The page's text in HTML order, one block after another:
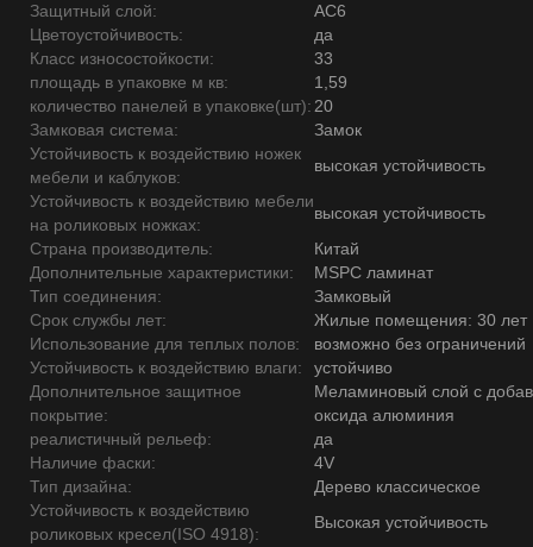
Защитный слой:
AC6
Цветоустойчивость:
да
Класс износостойкости:
33
площадь в упаковке м кв:
1,59
количество панелей в упаковке(шт): 20
Замковая система:
Замок
Устойчивость к воздействию ножек
мебели и каблуков:
высокая устойчивость
Устойчивость к воздействию мебели
на роликовых ножках:
высокая устойчивость
Страна производитель:
Китай
Дополнительные характеристики:
MSPC ламинат
Тип соединения:
Замковый
Срок службы лет:
Жилые помещения: 30 лет
Использование для теплых полов:
возможно без ограничений
Устойчивость к воздействию влаги:
устойчиво
Дополнительное защитное
покрытие:
Меламиновый слой с
оксида алюминия
реалистичный рельеф:
да
Наличие фаски:
4V
Тип дизайна:
Дерево классическое
Устойчивость к воздействию
роликовых кресел(ISO 4918):
Высокая устойчивость